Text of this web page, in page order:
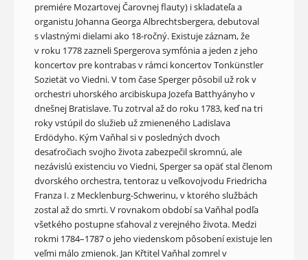
premiére Mozartovej Čarovnej flauty) i skladateľa a
organistu Johanna Georga Albrechtsbergera, debutoval
s vlastnými dielami ako 18-ročný. Existuje záznam, že
v roku 1778 zazneli Spergerova symfónia a jeden z jeho
koncertov pre kontrabas v rámci koncertov Tonkünstler
Sozietät vo Viedni. V tom čase Sperger pôsobil už rok v
orchestri uhorského arcibiskupa Jozefa Batthyányho v
dnešnej Bratislave. Tu zotrval až do roku 1783, keď na tri
roky vstúpil do služieb už zmieneného Ladislava
Erdödyho. Kým Vaňhal si v posledných dvoch
desaťročiach svojho života zabezpečil skromnú, ale
nezávislú existenciu vo Viedni, Sperger sa opäť stal členom
dvorského orchestra, tentoraz u veľkovojvodu Friedricha
Franza I. z Mecklenburg-Schwerinu, v ktorého službách
zostal až do smrti. V rovnakom období sa Vaňhal podľa
všetkého postupne sťahoval z verejného života. Medzi
rokmi 1784–1787 o jeho viedenskom pôsobení existuje len
veľmi málo zmienok. Jan Křtitel Vaňhal zomrel v